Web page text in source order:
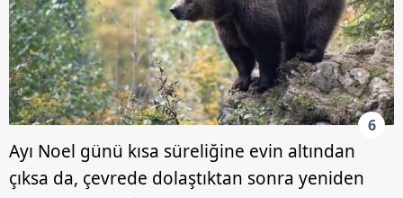
6
Ayı Noel günü kısa süreliğine evin altından
çıksa da, çevrede dolaştıktan sonra yeniden